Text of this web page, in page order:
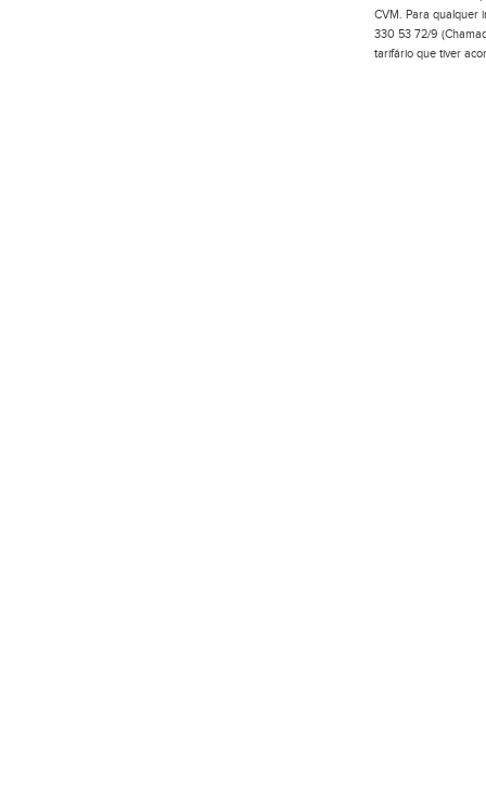
CVM. Para qualquer
330 53 72/9
tarifário que tiver